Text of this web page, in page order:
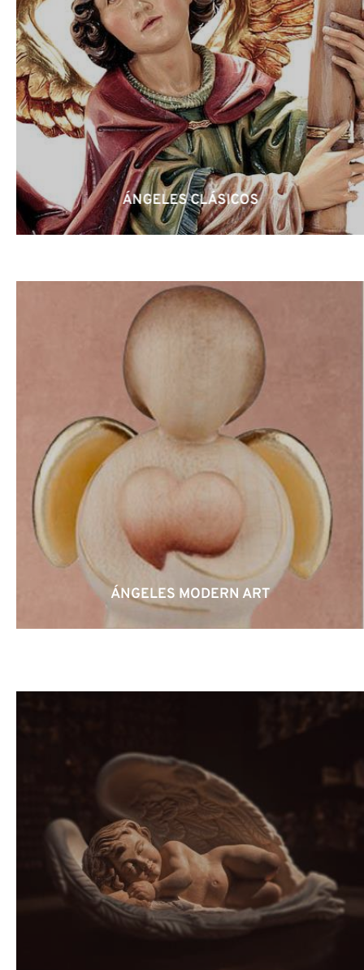
ÁNGELES CLÁSICOS
ÁNGELES MODERN ART